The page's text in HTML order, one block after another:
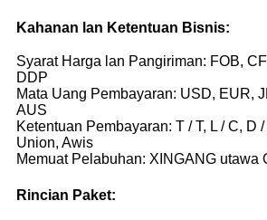
Kahanan lan Ketentuan Bisnis:
Syarat Harga lan Pangiriman: FOB,
DDP
Mata Uang Pembayaran: USD, EUR,
AUS
Ketentuan Pembayaran: T / T, L / C, D
Union, Awis
Memuat Pelabuhan: XINGANG utawa
Rincian Paket: